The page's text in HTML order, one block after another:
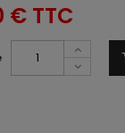
€ TTC